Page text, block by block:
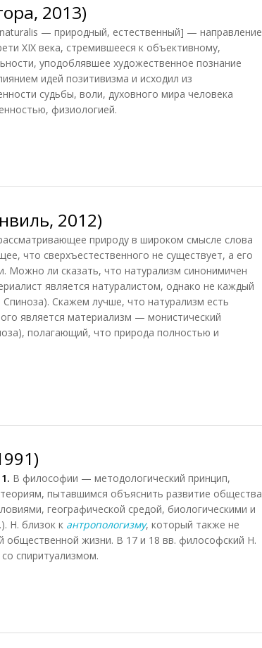
2013)
— природный, естественный] — направление
XIX века, стремившееся к объективному,
уподоблявшее художественное познание
идей позитивизма и исходил из
судьбы, воли, духовного мира человека
физиологией.
2012)
природу в широком смысле слова
что сверхъестественного не существует, а его
Можно ли сказать, что натурализм синонимичен
является натуралистом, однако не каждый
Скажем лучше, что натурализм есть
является материализм — монистический
полагающий, что природа полностью и
1. В философии — методологический принцип,
пытавшимся объяснить развитие общества
географической средой, биологическими и
Н. близок к антропологизму, который также не
общественной жизни. В 17 и 18 вв. философский Н.
спиритуализмом.